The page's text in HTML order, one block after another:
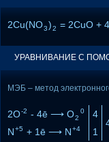
2Cu(NO3)2 = 2CuO +
УРАВНИВАНИЕ С
МЭБ – метод
2O-2 - 4ē ⟶ O2
0
4
N+5 + 1ē ⟶ N+4 1